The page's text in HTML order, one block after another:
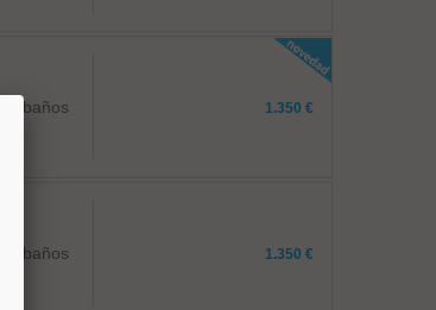
1 baños 1.350 €
1 baños 1.350 €